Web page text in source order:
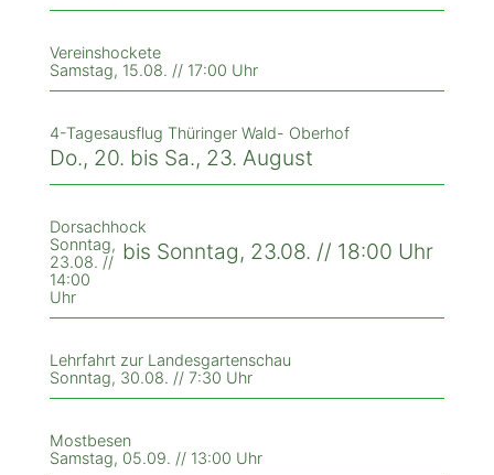
Vereinshockete
Samstag, 15.08. // 17:00 Uhr
4-Tagesausflug Thüringer Wald- Oberhof
Do., 20. bis Sa., 23. August
Dorsachhock
Sonntag,
23.08. //
14:00
Uhr
bis Sonntag, 23.08. // 18:00 Uhr
Lehrfahrt zur Landesgartenschau
Sonntag, 30.08. // 7:30 Uhr
Mostbesen
Samstag, 05.09. // 13:00 Uhr